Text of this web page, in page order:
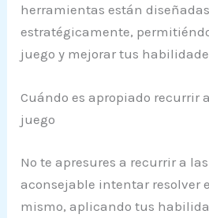
herramientas están
estratégicamente,
juego y mejorar tus
Cuándo es apropiado recurrir
juego
No te apresures a recurrir a
aconsejable intentar resolver
mismo, aplicando tus